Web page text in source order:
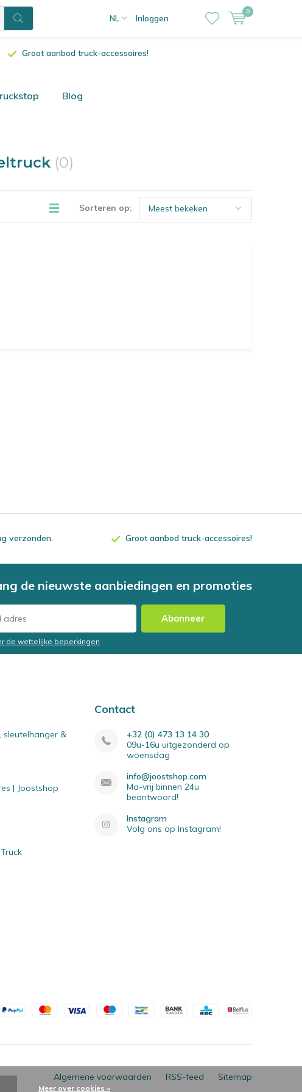
NL Inloggen
0
Groot aanbod truck-accessoires!
Blog
(0)
Sorteren op:
verzonden. Groot aanbod truck-accessoires!
de nieuwste aanbiedingen en promoties
Abonneer
de wettelijke beperkingen
sleutelhanger &
| Joostshop
Contact
+32 (0) 473 13 14 30
09u-16u uitgezonderd op
woensdag
info@joostshop.com
Ma-vrij binnen 24u
beantwoord!
Instagram
Volg ons op Instagram!
Algemene voorwaarden RSS-feed Sitemap
Meer over cookies »